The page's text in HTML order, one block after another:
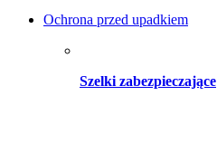
Ochrona przed upadkiem
Szelki zabezpieczające